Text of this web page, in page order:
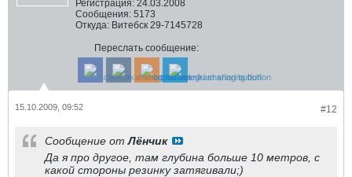
Регистрация: 24.03.2008
Сообщения: 5173
Откуда: Витебск 29-7145728
Переслать сообщение:
#12
15.10.2009, 09:52
Сообщение отЛёнчик
Да я про другое, там глубина больше 10 метров, с
какой стороны резинку затягивали;)